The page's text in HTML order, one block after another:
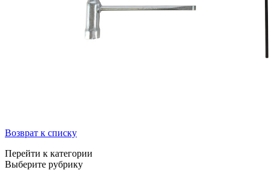
Возврат к списку
Перейти к категории
Выберите рубрику